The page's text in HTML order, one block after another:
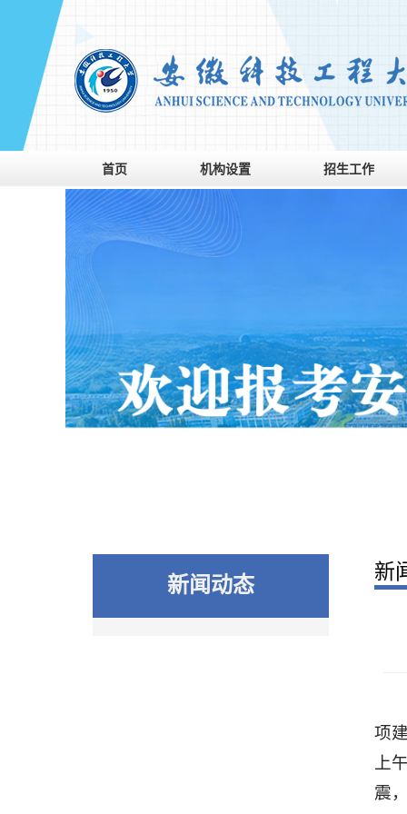
首页 机构设置 招生工作
新闻动态 新
项
上
震